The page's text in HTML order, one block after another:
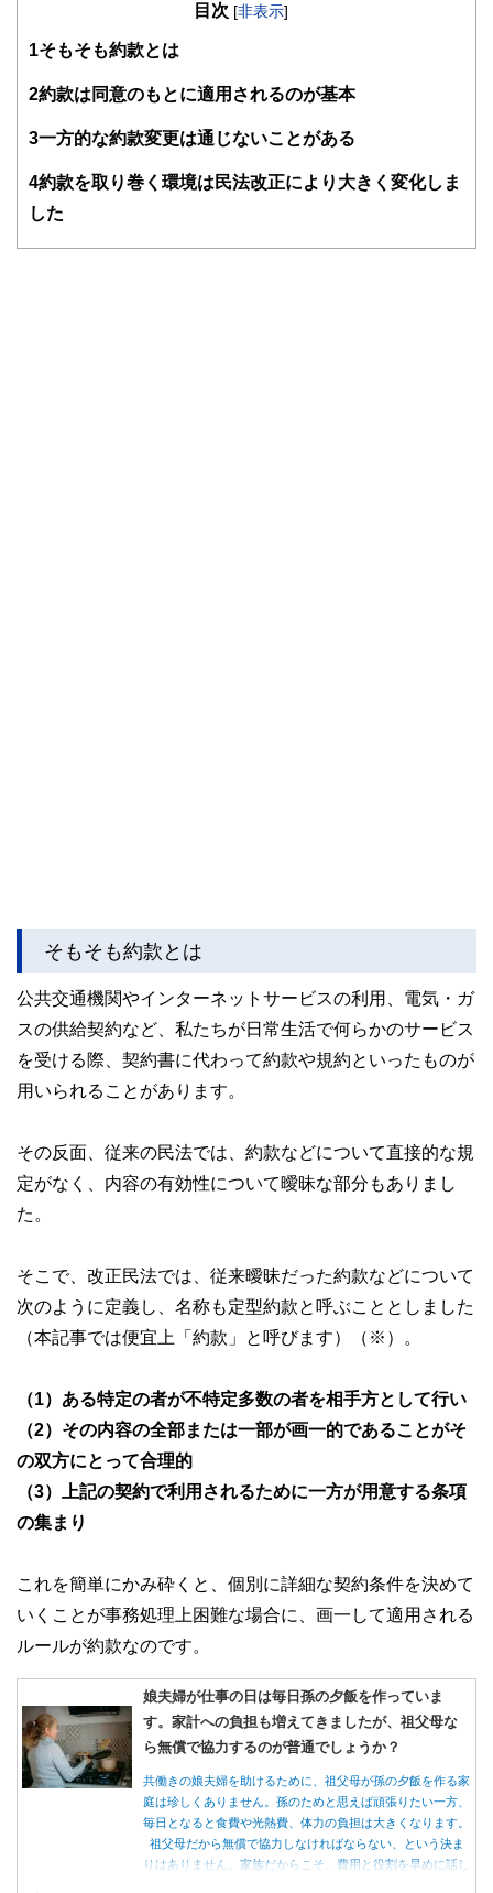
活かして活動を始める。
する傍ら、フリーライターとして精力的に活動中。広範な知
目次 [非表示]
1そもそも約款とは
2約款は同意のもとに適用されるのが基本
3一方的な約款変更は通じないことがある
4約款を取り巻く環境は民法改正により大きく変化しま
した
そもそも約款とは
公共交通機関やインターネットサービスの利用、電気・ガ
スの供給契約など、私たちが日常生活で何らかのサービス
を受ける際、契約書に代わって約款や規約といったものが
用いられることがあります。
その反面、従来の民法では、約款などについて直接的な規
定がなく、内容の有効性について曖昧な部分もありまし
た。
そこで、改正民法では、従来曖昧だった約款などについて
次のように定義し、名称も定型約款と呼ぶこととしました
（本記事では便宜上「約款」と呼びます）（※）。
（1）ある特定の者が不特定多数の者を相手方として行い
（2）その内容の全部または一部が画一的であることがそ
の双方にとって合理的
（3）上記の契約で利用されるために一方が用意する条項
の集まり
これを簡単にかみ砕くと、個別に詳細な契約条件を決めて
いくことが事務処理上困難な場合に、画一して適用される
ルールが約款なのです。
娘夫婦が仕事の日は毎日孫の夕飯を作っていま
す。家計への負担も増えてきましたが、祖父母な
ら無償で協力するのが普通でしょうか？
共働きの娘夫婦を助けるために、祖父母が孫の夕飯を作る家
庭は珍しくありません。孫のためと思えば頑張りたい一方、
毎日となると食費や光熱費、体力の負担は大きくなります。
祖父母だから無償で協力しなければならない、という決ま
りはありません。家族だからこそ、費用と役割を早めに話し